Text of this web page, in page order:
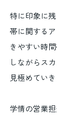
特に印象に
帯に関する
きやすい時
しながらス
見極めていき
学情の営業